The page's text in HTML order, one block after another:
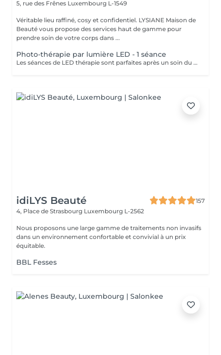
5, rue des Frênes Luxembourg L-1549
Véritable lieu raffiné, cosy et confidentiel. LYSIANE Maison de
Beauté vous propose des services haut de gamme pour
prendre soin de votre corps dans ...
Photo-thérapie par lumière LED - 1 séance
Les séances de LED thérapie sont parfaites après un soin du visage complet ou ponctuellement, 1 à 2 fois par semaine. Pour un soin anti-âge, la couleur à privilégier est le rouge, elle peut réduire l'inflammation, stimuler la production de collagène et renforcer la peau. La lumière bleue a des propriétés antibactériennes qui préviennent les éruptions cutanées et peut aider à lutter contre l'acné et les dermatoses. La lumière verte dite anti-taches : elle aide à réduire la production de mélanine à l'origine des tâches brunes et cernes hyperpigmentés, tout en calmant la rosacée responsable de rougeurs. La lumière jaune calme les rougeurs, elle améliore la circulation sanguine et lymphatique et a ainsi un effet drainant, anti-oedème. Les séances sont totalement indolores, il n'y a aucune suite et au contraire, la séance est un moment de détente et de relaxation aux vertus anti-inflammatoire et anti-douleurs. Contres indications : Les peaux blessées, brûlées ou irritées Les maladies auto-immunes Epilepsie Port d'un pace maker ou autres implants actifs Grossesse Traitement à base de médicaments photo-sensibilisants
idiLYS Beauté
157
4, Place de Strasbourg Luxembourg L-2562
Nous proposons une large gamme de traitements non invasifs
dans un environnement confortable et convivial à un prix
équitable.
BBL Fesses